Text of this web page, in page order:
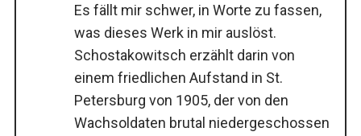
Es fällt mir schwer, in Worte zu fassen,
was dieses Werk in mir auslöst.
Schostakowitsch erzählt darin von
einem friedlichen Aufstand in St.
Petersburg von 1905, der von den
Wachsoldaten brutal niedergeschossen